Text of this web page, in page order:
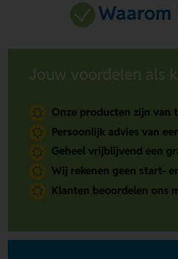
Waarom
Jouw voordelen als
Onze producten zijn van
Persoonlijk advies van
Geheel vrijblijvend een
Wij rekenen geen start-
Klanten beoordelen ons